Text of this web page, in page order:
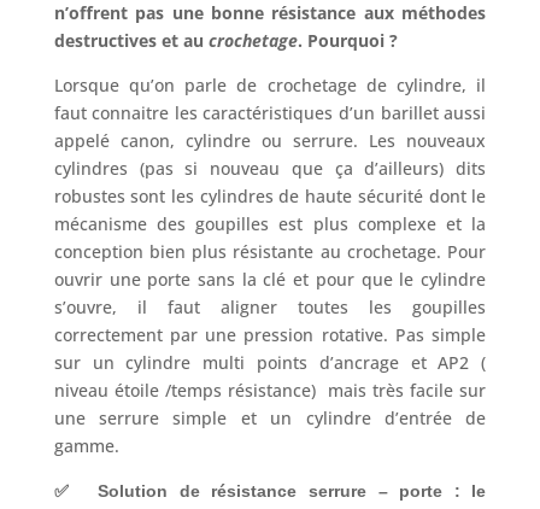
n’offrent pas une bonne résistance aux méthodes
destructives et au crochetage. Pourquoi ?
Lorsque qu’on parle de crochetage de cylindre, il
faut connaitre les caractéristiques d’un barillet aussi
appelé canon, cylindre ou serrure. Les nouveaux
cylindres (pas si nouveau que ça d’ailleurs) dits
robustes sont les cylindres de haute sécurité dont le
mécanisme des goupilles est plus complexe et la
conception bien plus résistante au crochetage. Pour
ouvrir une porte sans la clé et pour que le cylindre
s’ouvre, il faut aligner toutes les goupilles
correctement par une pression rotative. Pas simple
sur un cylindre multi points d’ancrage et AP2 (
niveau étoile /temps résistance) mais très facile sur
une serrure simple et un cylindre d’entrée de
gamme.
✅ Solution de résistance serrure – porte : le